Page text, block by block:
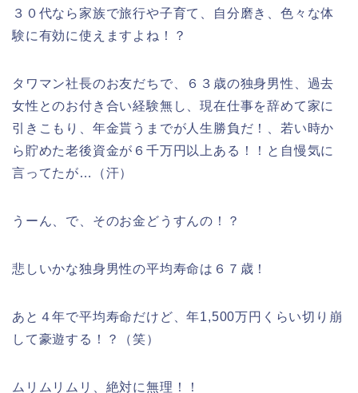
３０代なら家族で旅行や子育て、自分磨き、色々な体
験に有効に使えますよね！？
タワマン社長のお友だちで、６３歳の独身男性、過去
女性とのお付き合い経験無し、現在仕事を辞めて家に
引きこもり、年金貰うまでが人生勝負だ！、若い時か
ら貯めた老後資金が６千万円以上ある！！と自慢気に
言ってたが…（汗）
うーん、で、そのお金どうすんの！？
悲しいかな独身男性の平均寿命は６７歳！
あと４年で平均寿命だけど、年1,500万円くらい切り崩
して豪遊する！？（笑）
ムリムリムリ、絶対に無理！！